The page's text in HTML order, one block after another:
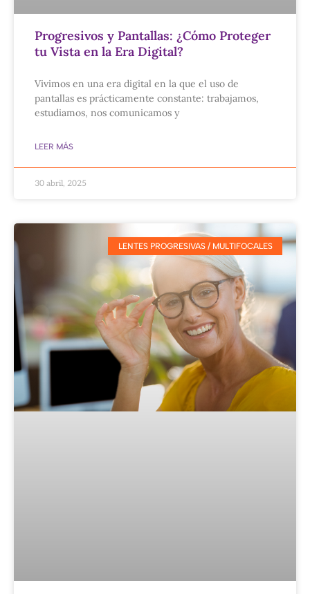
Progresivos y Pantallas: ¿Cómo Proteger
tu Vista en la Era Digital?
Vivimos en una era digital en la que el uso de
pantallas es prácticamente constante: trabajamos,
estudiamos, nos comunicamos y
LEER MÁS
30 abril, 2025
LENTES PROGRESIVAS / MULTIFOCALES